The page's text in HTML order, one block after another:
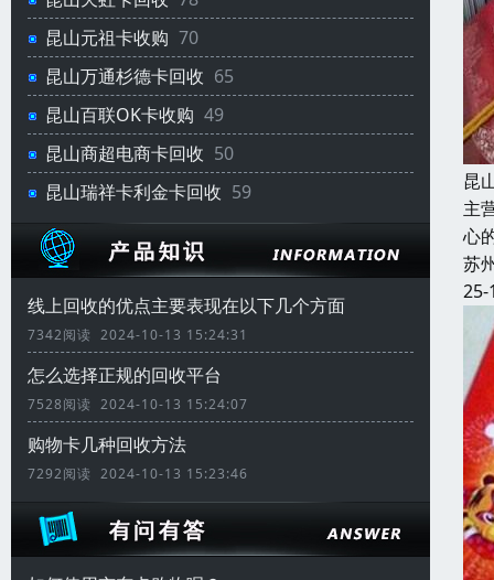
昆山元祖卡收购 70
昆山万通杉德卡回收 65
昆山百联OK卡收购 49
昆山商超电商卡回收 50
昆山瑞祥卡利金卡回收 59
线上回收的优点主要表现在以下几个方面
7342阅读 2024-10-13 15:24:31
怎么选择正规的回收平台
7528阅读 2024-10-13 15:24:07
购物卡几种回收方法
7292阅读 2024-10-13 15:23:46
昆
主
心
苏
25-